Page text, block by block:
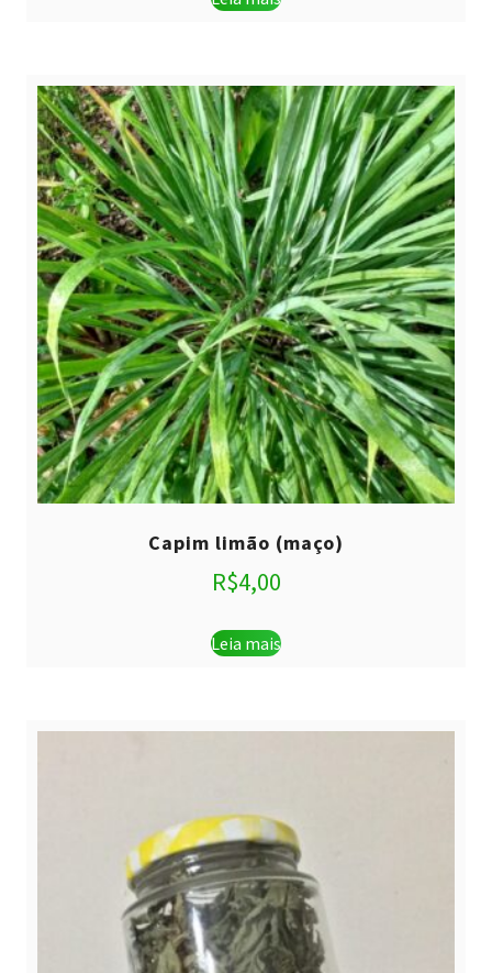
Capim limão (maço)
R$4,00
Leia mais